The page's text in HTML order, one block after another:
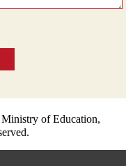
of Education,